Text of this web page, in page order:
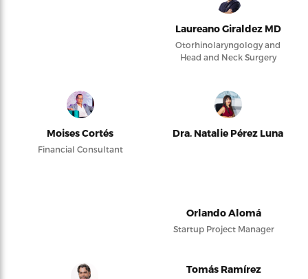
Laureano Giraldez MD
Otorhinolaryngology and
Head and Neck Surgery
Moises Cortés
Financial Consultant
Dra. Natalie Pérez Luna
Orlando Alomá
Startup Project Manager
Tomás Ramírez